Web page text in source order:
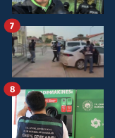
7
8